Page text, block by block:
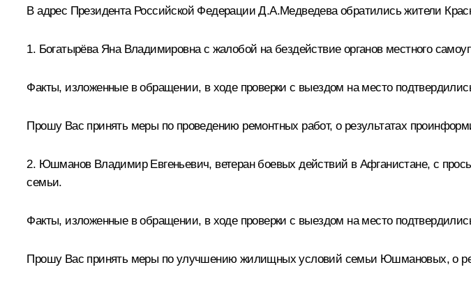
В адрес Президента Российской Федерации Д.А.Медведева обратились жители
1. Богатырёва Яна Владимировна с жалобой на бездействие органов местного
Факты, изложенные в обращении, в ходе проверки с выездом на место
Прошу Вас принять меры по проведению ремонтных работ, о результатах
2. Юшманов Владимир Евгеньевич, ветеран боевых действий в Афганистане, с
семьи.
Факты, изложенные в обращении, в ходе проверки с выездом на место
Прошу Вас принять меры по улучшению жилищных условий семьи Юшмановых, о